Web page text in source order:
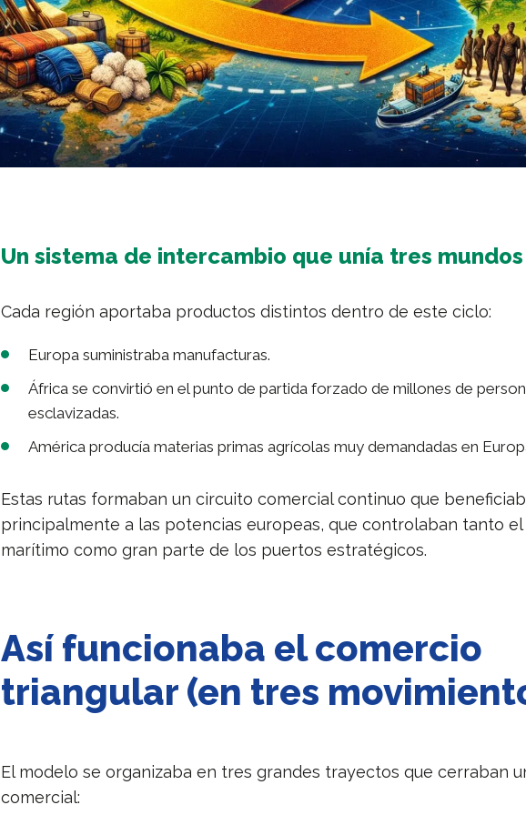
Un sistema de intercambio que unía tres mundos
Cada región aportaba productos distintos dentro de este ciclo:
Europa suministraba manufacturas.
África se convirtió en el punto de partida forzado de millones de
esclavizadas.
América producía materias primas agrícolas muy demandadas en
Estas rutas formaban un circuito comercial continuo que
principalmente a las potencias europeas, que controlaban tanto
marítimo como gran parte de los puertos estratégicos.
Así funcionaba el comercio
triangular (en tres
El modelo se organizaba en tres grandes trayectos que cerraban
comercial: